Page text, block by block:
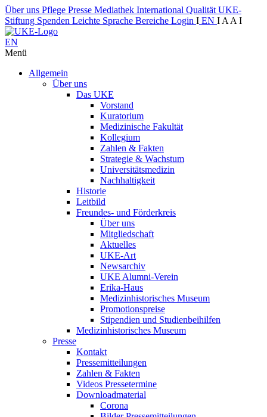
Über uns Pflege Presse Mediathek International Qualität UKE-
Stiftung Spenden Leichte Sprache Bereiche Login I EN I A A I
EN
Menü
Allgemein
Über uns
Das UKE
Vorstand
Kuratorium
Medizinische Fakultät
Kollegium
Zahlen & Fakten
Strategie & Wachstum
Universitätsmedizin
Nachhaltigkeit
Historie
Leitbild
Freundes- und Förderkreis
Über uns
Mitgliedschaft
Aktuelles
UKE-Art
Newsarchiv
UKE Alumni-Verein
Erika-Haus
Medizinhistorisches Museum
Promotionspreise
Stipendien und Studienbeihilfen
Medizinhistorisches Museum
Presse
Kontakt
Pressemitteilungen
Zahlen & Fakten
Videos Pressetermine
Downloadmaterial
Corona